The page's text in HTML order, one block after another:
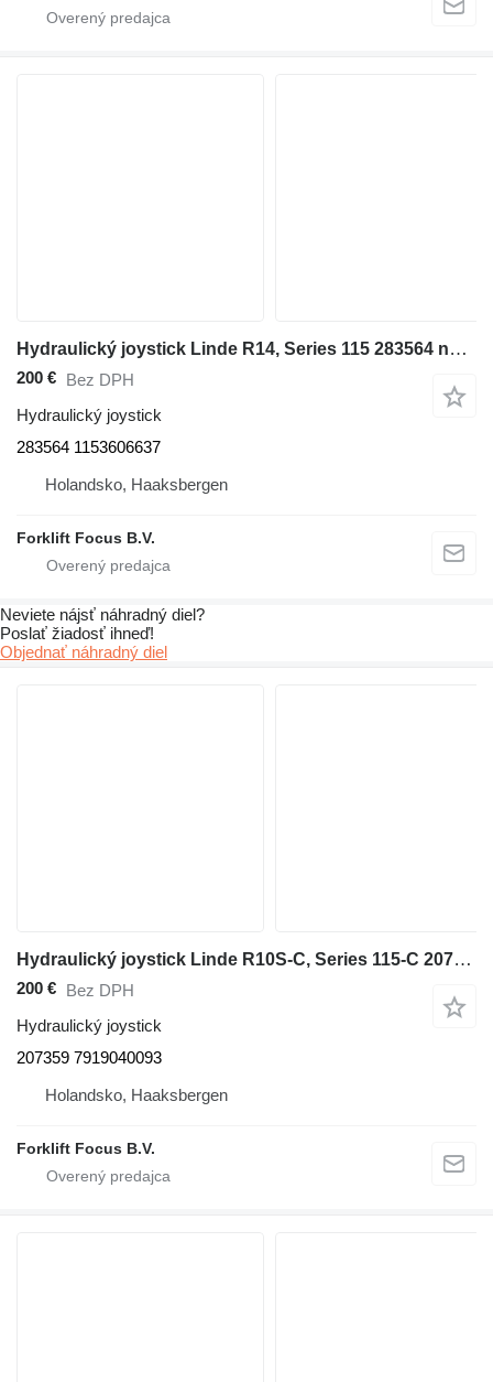
Hydraulický joystick Linde R14, Series 115 283564 na manipulačnej techniky Linde R14, Series 115
200 € Bez DPH
Hydraulický joystick
283564 1153606637
Holandsko, Haaksbergen
Forklift Focus B.V.
Neviete nájsť náhradný diel?
Poslať žiadosť ihneď!
Objednať náhradný diel
Hydraulický joystick Linde R10S-C, Series 115-C 207359 na manipulačnej techniky Linde R10S-C, Series 115-C
200 € Bez DPH
Hydraulický joystick
207359 7919040093
Holandsko, Haaksbergen
Forklift Focus B.V.